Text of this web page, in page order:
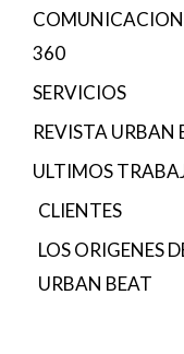
360
SERVICIOS
REVISTA URBAN
ULTIMOS
CLIENTES
LOS ORIGENES
URBAN BEAT